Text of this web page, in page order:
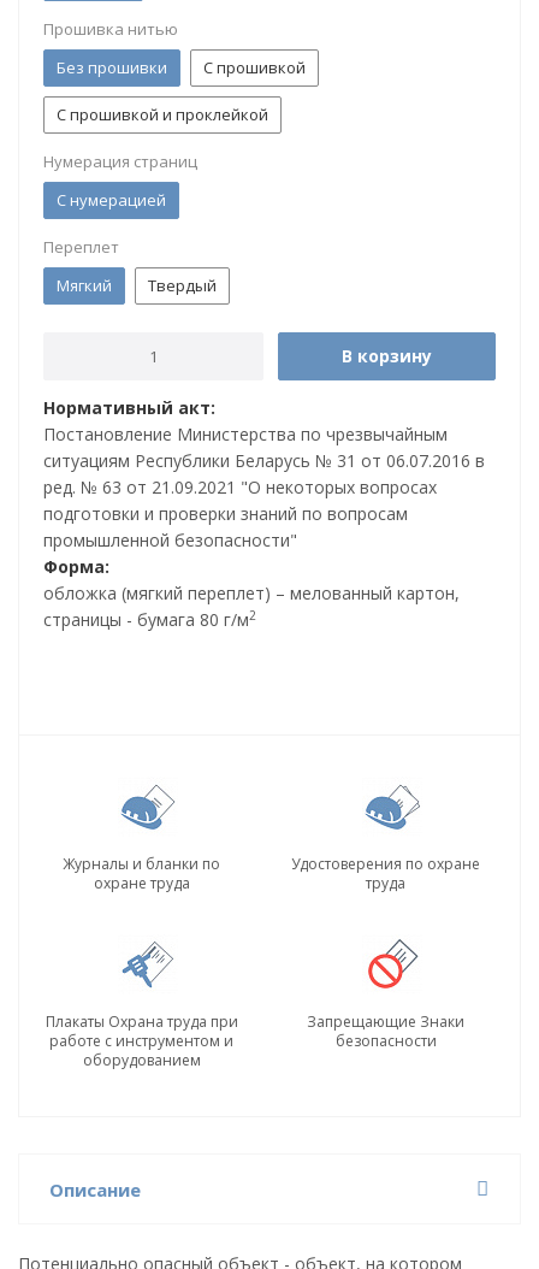
Прошивка нитью
Без прошивки
С прошивкой
С прошивкой и проклейкой
Нумерация страниц
С нумерацией
Переплет
Мягкий
Твердый
В корзину
Нормативный акт:
Постановление Министерства по чрезвычайным
ситуациям Республики Беларусь № 31 от 06.07.2016 в
ред. № 63 от 21.09.2021 "О некоторых вопросах
подготовки и проверки знаний по вопросам
промышленной безопасности"
Форма:
обложка (мягкий переплет) – мелованный картон,
страницы - бумага 80 г/м2
Журналы и бланки по
охране труда
Удостоверения по охране
труда
Плакаты Охрана труда при
работе с инструментом и
оборудованием
Запрещающие Знаки
безопасности
Описание
Потенциально опасный объект - объект, на котором